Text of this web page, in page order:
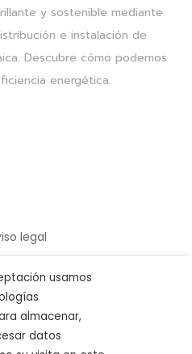
y sostenible mediante
e instalación de
Descubre cómo podemos
energética.
legal
usamos
almacenar,
datos